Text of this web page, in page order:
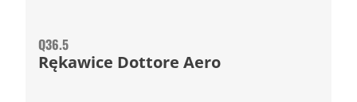
Q36.5
Rękawice Dottore Aero